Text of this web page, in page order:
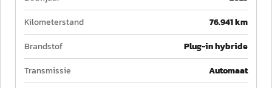
Kilometerstand
76.941 km
Brandstof
Plug-in hybride
Transmissie
Automaat